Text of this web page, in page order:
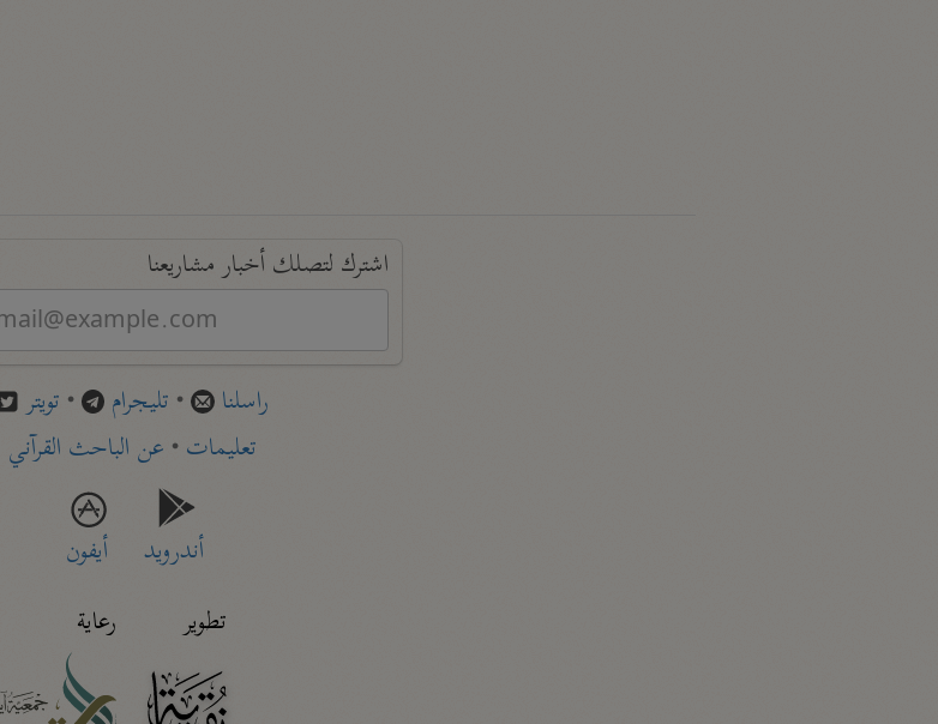
اشترك لتصلك أخبار مشاريعنا
راسلنا • تليجرام • تويتر
تعليمات• عن الباحث القرآني
أندرويد
أيفون
تطوير
رعاية